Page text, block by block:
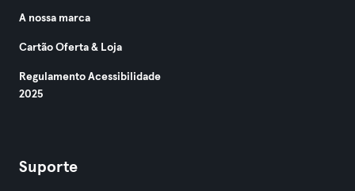
A nossa marca
Cartão Oferta & Loja
Regulamento Acessibilidade
2025
Suporte